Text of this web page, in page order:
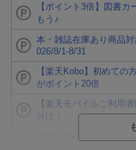
【ポイント3倍】図書
もう♪
本・雑誌在庫あり商品
026/8/1-8/31
【楽天Kobo】初めての
がポイント20倍
【楽天モバイルご利用
分け！